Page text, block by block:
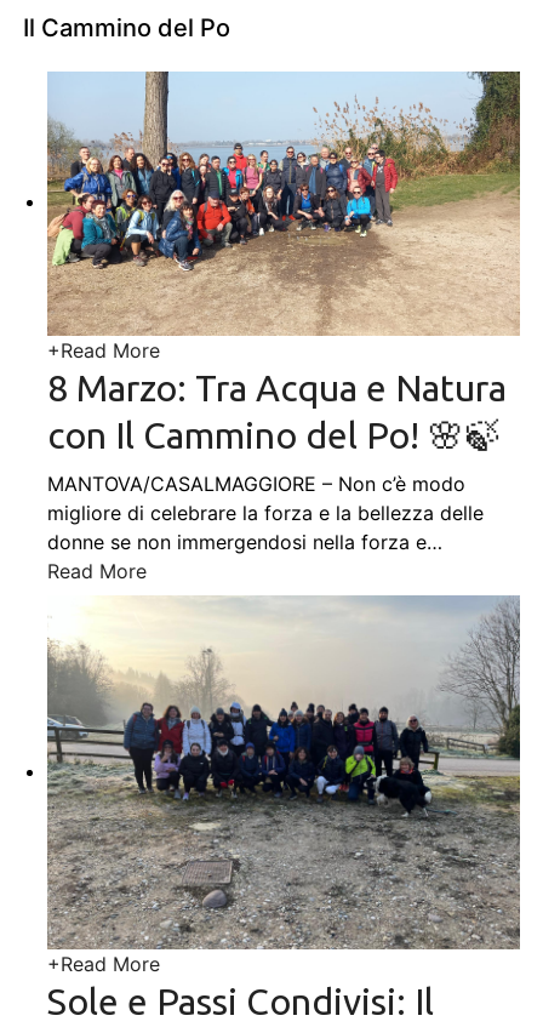
Il Cammino del Po
+Read More
8 Marzo: Tra Acqua e Natura
con Il Cammino del Po! 🌸🍃
MANTOVA/CASALMAGGIORE – Non c’è modo
migliore di celebrare la forza e la bellezza delle
donne se non immergendosi nella forza e…
Read More
+Read More
Sole e Passi Condivisi: Il